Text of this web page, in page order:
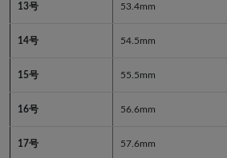
13号 53.4mm
14号 54.5mm
15号 55.5mm
16号 56.6mm
17号 57.6mm